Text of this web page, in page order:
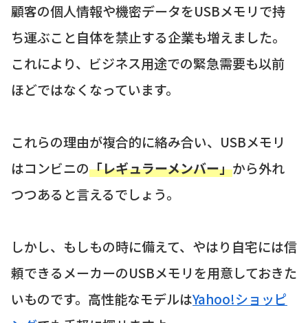
顧客の個人情報や機密データをUSBメモリで持
ち運ぶこと自体を禁止する企業も増えました。
これにより、ビジネス用途での緊急需要も以前
ほどではなくなっています。
これらの理由が複合的に絡み合い、USBメモリ
はコンビニの「レギュラーメンバー」から外れ
つつあると言えるでしょう。
しかし、もしもの時に備えて、やはり自宅には信
頼できるメーカーのUSBメモリを用意しておきた
いものです。高性能なモデルはYahoo!ショッピ